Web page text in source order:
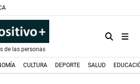
de las personas
CULTURA DEPORTE SALUD